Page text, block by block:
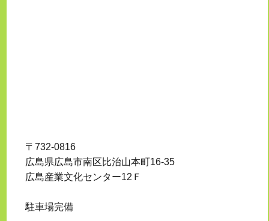
〒732-0816
広島県広島市南区比治山本町16-35
広島産業文化センター12Ｆ
駐車場完備